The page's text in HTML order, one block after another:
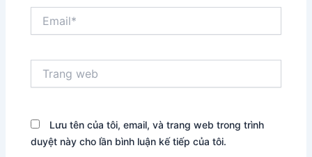
web
Lưu tên của tôi, email, và trang web trong trình
duyệt này cho lần bình luận kế tiếp của tôi.